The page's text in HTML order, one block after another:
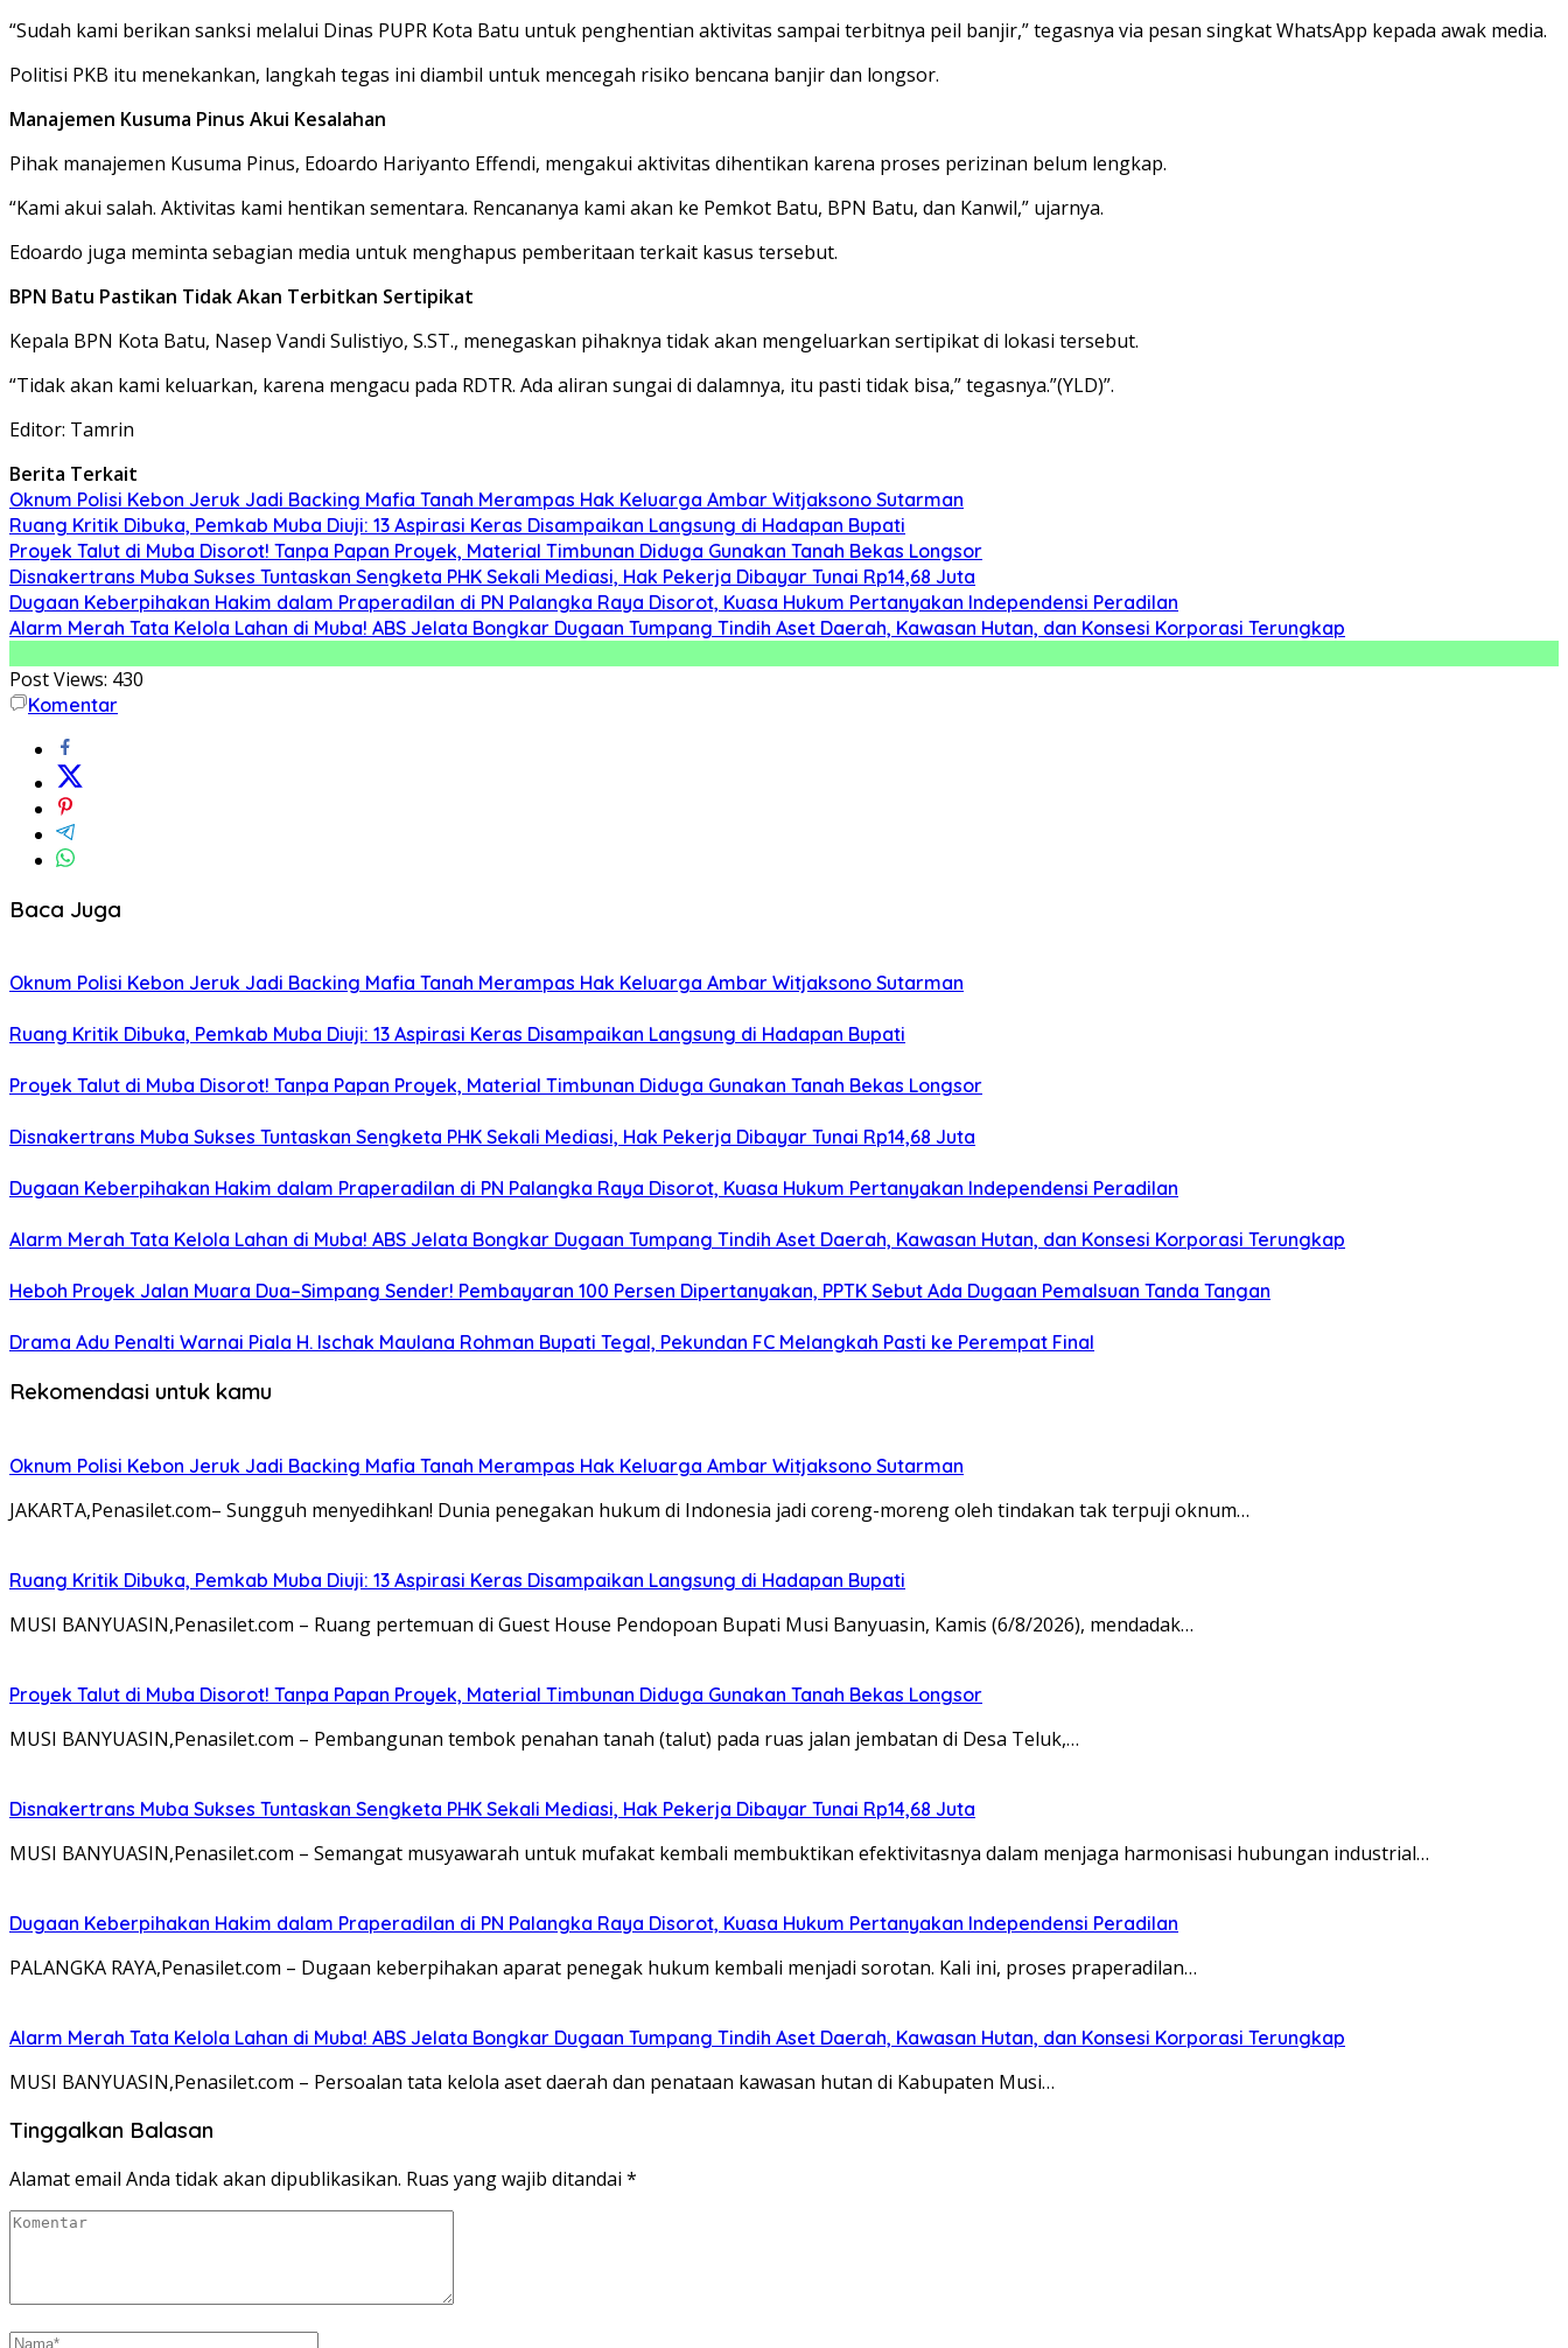
“Sudah kami berikan sanksi melalui Dinas PUPR Kota Batu untuk penghentian aktivitas sampai terbitnya peil banjir,” tegasnya via pesan singkat WhatsApp kepada awak media.
Politisi PKB itu menekankan, langkah tegas ini diambil untuk mencegah risiko bencana banjir dan longsor.
Manajemen Kusuma Pinus Akui Kesalahan
Pihak manajemen Kusuma Pinus, Edoardo Hariyanto Effendi, mengakui aktivitas dihentikan karena proses perizinan belum lengkap.
“Kami akui salah. Aktivitas kami hentikan sementara. Rencananya kami akan ke Pemkot Batu, BPN Batu, dan Kanwil,” ujarnya.
Edoardo juga meminta sebagian media untuk menghapus pemberitaan terkait kasus tersebut.
BPN Batu Pastikan Tidak Akan Terbitkan Sertipikat
Kepala BPN Kota Batu, Nasep Vandi Sulistiyo, S.ST., menegaskan pihaknya tidak akan mengeluarkan sertipikat di lokasi tersebut.
“Tidak akan kami keluarkan, karena mengacu pada RDTR. Ada aliran sungai di dalamnya, itu pasti tidak bisa,” tegasnya.”(YLD)”.
Editor: Tamrin
Berita Terkait
Oknum Polisi Kebon Jeruk Jadi Backing Mafia Tanah Merampas Hak Keluarga Ambar Witjaksono Sutarman
Ruang Kritik Dibuka, Pemkab Muba Diuji: 13 Aspirasi Keras Disampaikan Langsung di Hadapan Bupati
Proyek Talut di Muba Disorot! Tanpa Papan Proyek, Material Timbunan Diduga Gunakan Tanah Bekas Longsor
Disnakertrans Muba Sukses Tuntaskan Sengketa PHK Sekali Mediasi, Hak Pekerja Dibayar Tunai Rp14,68 Juta
Dugaan Keberpihakan Hakim dalam Praperadilan di PN Palangka Raya Disorot, Kuasa Hukum Pertanyakan Independensi Peradilan
Alarm Merah Tata Kelola Lahan di Muba! ABS Jelata Bongkar Dugaan Tumpang Tindih Aset Daerah, Kawasan Hutan, dan Konsesi Korporasi Terungkap
Post Views: 430
Komentar
Baca Juga
Oknum Polisi Kebon Jeruk Jadi Backing Mafia Tanah Merampas Hak Keluarga Ambar Witjaksono Sutarman
Ruang Kritik Dibuka, Pemkab Muba Diuji: 13 Aspirasi Keras Disampaikan Langsung di Hadapan Bupati
Proyek Talut di Muba Disorot! Tanpa Papan Proyek, Material Timbunan Diduga Gunakan Tanah Bekas Longsor
Disnakertrans Muba Sukses Tuntaskan Sengketa PHK Sekali Mediasi, Hak Pekerja Dibayar Tunai Rp14,68 Juta
Dugaan Keberpihakan Hakim dalam Praperadilan di PN Palangka Raya Disorot, Kuasa Hukum Pertanyakan Independensi Peradilan
Alarm Merah Tata Kelola Lahan di Muba! ABS Jelata Bongkar Dugaan Tumpang Tindih Aset Daerah, Kawasan Hutan, dan Konsesi Korporasi Terungkap
Heboh Proyek Jalan Muara Dua–Simpang Sender! Pembayaran 100 Persen Dipertanyakan, PPTK Sebut Ada Dugaan Pemalsuan Tanda Tangan
Drama Adu Penalti Warnai Piala H. Ischak Maulana Rohman Bupati Tegal, Pekundan FC Melangkah Pasti ke Perempat Final
Rekomendasi untuk kamu
Oknum Polisi Kebon Jeruk Jadi Backing Mafia Tanah Merampas Hak Keluarga Ambar Witjaksono Sutarman
JAKARTA,Penasilet.com– Sungguh menyedihkan! Dunia penegakan hukum di Indonesia jadi coreng-moreng oleh tindakan tak terpuji oknum…
Ruang Kritik Dibuka, Pemkab Muba Diuji: 13 Aspirasi Keras Disampaikan Langsung di Hadapan Bupati
MUSI BANYUASIN,Penasilet.com – Ruang pertemuan di Guest House Pendopoan Bupati Musi Banyuasin, Kamis (6/8/2026), mendadak…
Proyek Talut di Muba Disorot! Tanpa Papan Proyek, Material Timbunan Diduga Gunakan Tanah Bekas Longsor
MUSI BANYUASIN,Penasilet.com – Pembangunan tembok penahan tanah (talut) pada ruas jalan jembatan di Desa Teluk,…
Disnakertrans Muba Sukses Tuntaskan Sengketa PHK Sekali Mediasi, Hak Pekerja Dibayar Tunai Rp14,68 Juta
MUSI BANYUASIN,Penasilet.com – Semangat musyawarah untuk mufakat kembali membuktikan efektivitasnya dalam menjaga harmonisasi hubungan industrial…
Dugaan Keberpihakan Hakim dalam Praperadilan di PN Palangka Raya Disorot, Kuasa Hukum Pertanyakan Independensi Peradilan
PALANGKA RAYA,Penasilet.com – Dugaan keberpihakan aparat penegak hukum kembali menjadi sorotan. Kali ini, proses praperadilan…
Alarm Merah Tata Kelola Lahan di Muba! ABS Jelata Bongkar Dugaan Tumpang Tindih Aset Daerah, Kawasan Hutan, dan Konsesi Korporasi Terungkap
MUSI BANYUASIN,Penasilet.com – Persoalan tata kelola aset daerah dan penataan kawasan hutan di Kabupaten Musi…
Tinggalkan Balasan
Alamat email Anda tidak akan dipublikasikan. Ruas yang wajib ditandai *